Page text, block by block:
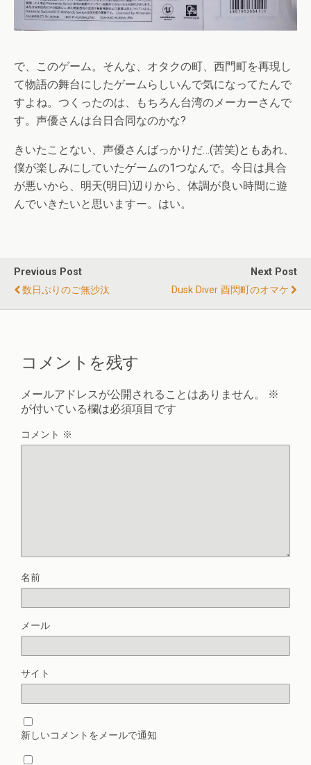
で、このゲーム。そんな、オタクの町、西門町を再現し
て物語の舞台にしたゲームらしいんで気になってたんで
すよね。つくったのは、もちろん台湾のメーカーさんで
す。声優さんは台日合同なのかな?
きいたことない、声優さんばっかりだ…(苦笑)ともあれ、
僕が楽しみにしていたゲームの1つなんで。今日は具合
が悪いから、明天(明日)辺りから、体調が良い時間に遊
んでいきたいと思いますー。はい。
Previous Post
数日ぶりのご無沙汰
Next Post
Dusk Diver 酉閃町のオマケ
コメントを残す
メールアドレスが公開されることはありません。
※
が付いている欄は必須項目です
コメント ※
名前
メール
サイト
新しいコメントをメールで通知